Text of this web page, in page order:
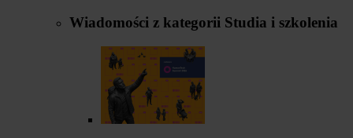
Wiadomości z kategorii Studia i szkolenia